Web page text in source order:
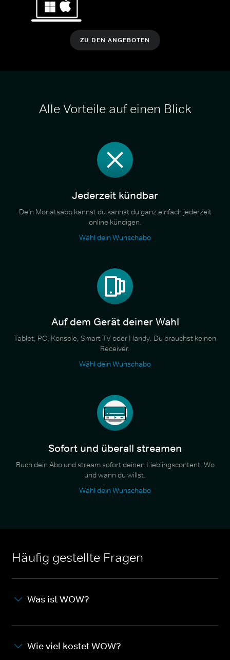
ZU DEN ANGEBOTEN
Alle Vorteile auf einen Blick
Jederzeit kündbar
Dein Monatsabo kannst du kannst du ganz einfach jederzeit
online kündigen.
Wähl dein Wunschabo
Auf dem Gerät deiner Wahl
Tablet, PC, Konsole, Smart TV oder Handy. Du brauchst keinen
Receiver.
Wähl dein Wunschabo
Sofort und überall streamen
Buch dein Abo und stream sofort deinen Lieblingscontent. Wo
und wann du willst.
Wähl dein Wunschabo
Häufig gestellte Fragen
Was ist WOW?
Wie viel kostet WOW?